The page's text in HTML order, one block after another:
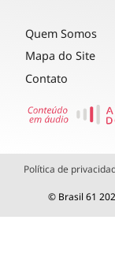
Quem Somos
Mapa do Site
Contato
Política de
© Brasil 61